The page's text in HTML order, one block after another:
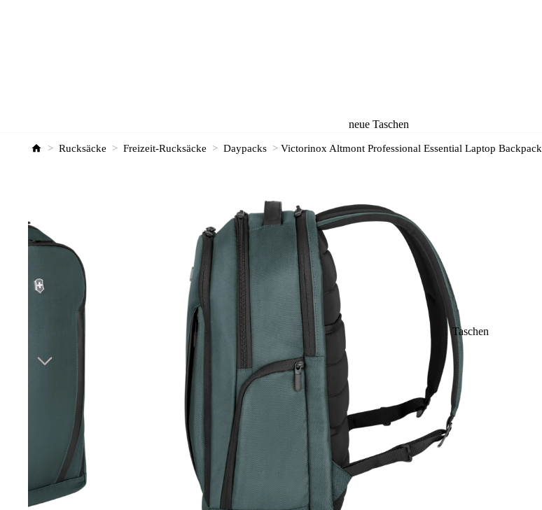
neue Taschen
neue Rucksäcke
Accessoires
Taschen
> Rucksäcke > Freizeit-Rucksäcke > Daypacks > Victorinox Altmont Professional Essential Laptop Backpack